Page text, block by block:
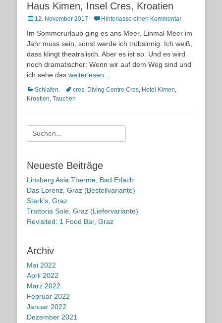
Haus Kimen, Insel Cres, Kroatien
Posted12. November 2017 Hinterlasse einen Kommentar
Im Sommerurlaub ging es ans Meer. Einmal Meer im
Jahr muss sein, sonst werde ich trübsinnig. Ich weiß,
dass klingt theatralisch. Aber es ist so. Und es wird
noch dramatischer: Wenn wir auf dem Weg sind und
ich sehe das weiterlesen…
Kategorien
Schlafen. Schlagworte
cres, Diving Centre Cres, Hotel Kimen,
Kroatien, Tauchen
Suche
nach:
Neueste Beiträge
Linsberg Asia Therme, Bad Erlach
Das Lorenz, Graz (Bestellvariante)
Stark’s, Graz
Trattoria Sole, Graz (Liefervariante)
Revisited: 1 Food Bar, Graz
Archiv
Mai 2022
April 2022
März 2022
Februar 2022
Januar 2022
Dezember 2021